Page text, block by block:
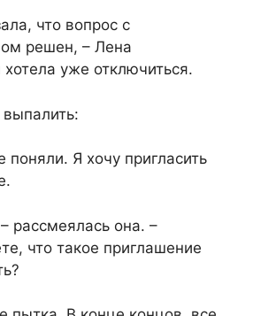
что вопрос с
решен, – Лена
уже отключиться.
поняли. Я хочу пригласить
рассмеялась она. –
что такое приглашение